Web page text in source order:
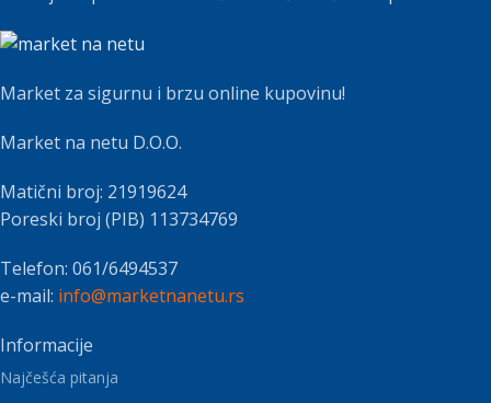
Market za sigurnu i brzu online kupovinu!
Market na netu D.O.O.
Matični broj: 21919624
Poreski broj (PIB) 113734769
Telefon: 061/6494537
e-mail: info@marketnanetu.rs
Informacije
Najčešća pitanja